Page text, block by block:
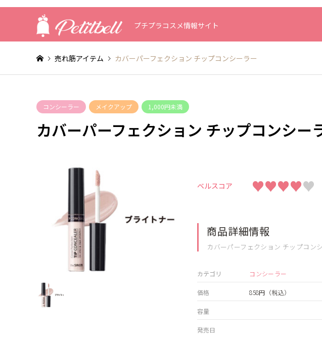
プチプラコスメ情報サイト
売れ筋アイテム カバーパーフェクション チップコンシーラー
コンシーラー メイクアップ 1,000円未満
カバーパーフェクション チップコンシー
ベルスコア ♥♥♥♥♥
♥♥♥♥♥
商品詳細情報
カバーパーフェクション チップコン
カテゴリ コンシーラー
価格 858円 （税込）
容量
発売日